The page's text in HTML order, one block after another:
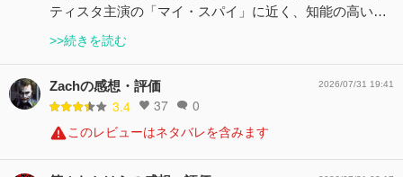
ティスタ主演の「マイ・スパイ」に近く、知能の高い…
>>続きを読む
Zachの感想・評価
3.4 37 0
2026/07/31 19:41
このレビューはネタバレを含みます